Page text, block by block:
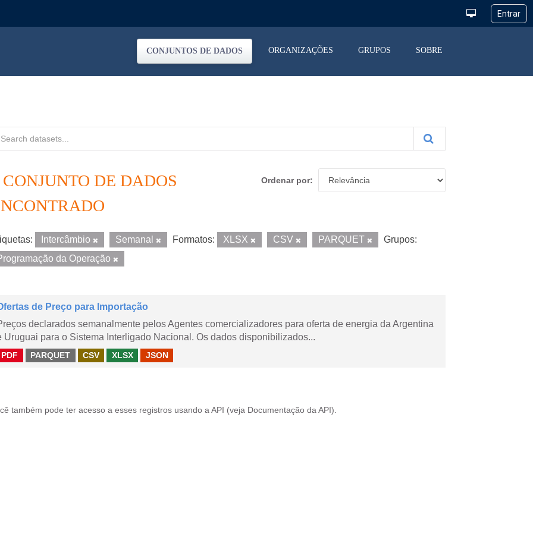
CONJUNTOS DE DADOS ORGANIZAÇÕES GRUPOS SOBRE
Ordenar por
CONJUNTO DE DADOS
Intercâmbio Semanal Formatos: XLSX CSV PARQUET
Grupos:
da Operação
de Preço para Importação
declarados semanalmente pelos Agentes comercializadores para oferta de energia da Argentina
Uruguai para o Sistema Interligado Nacional. Os dados disponibilizados...
PDF PARQUET CSV XLSX JSON
também pode ter acesso a esses registros usando a API (veja Documentação da API ).